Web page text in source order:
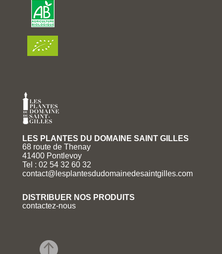
LES PLANTES DU DOMAINE SAINT GILLES
68 route de Thenay
41400 Pontlevoy
Tel : 02 54 32 60 32
contact@lesplantesdudomainedesaintgilles.com
DISTRIBUER NOS PRODUITS
contactez-nous